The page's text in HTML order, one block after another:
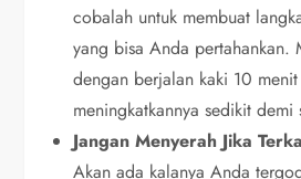
cobalah untuk membuat
yang bisa Anda pertahankan.
dengan berjalan kaki 10
meningkatkannya sedikit demi
Jangan Menyerah Jika
Akan ada kalanya Anda